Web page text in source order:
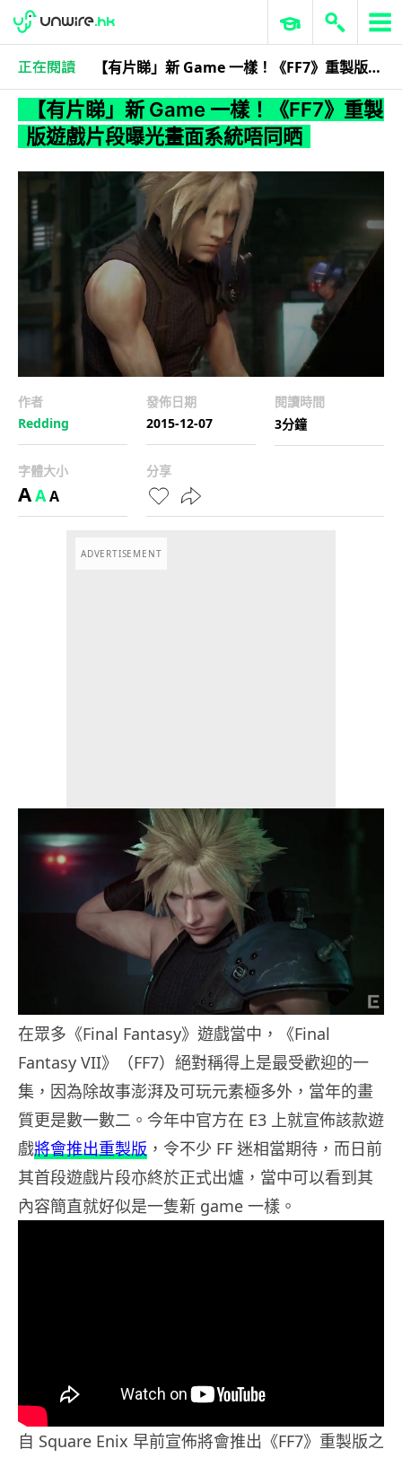
【有片睇」新 Game 一樣！《FF7》重製版遊戲片段曝光畫面系統唔同晒
科技娛樂 遊戲情報
【有片睇」新 Game 一樣！《FF7》重製
版遊戲片段曝光畫面系統唔同晒
作者
Redding
發佈日期
2015-12-07
閱讀時間
3分鐘
字體大小
AAA
分享
ADVERTISEMENT
在眾多《Final Fantasy》遊戲當中，《Final
Fantasy VII》（FF7）絕對稱得上是最受歡迎的一
集，因為除故事澎湃及可玩元素極多外，當年的畫
質更是數一數二。今年中官方在 E3 上就宣佈該款遊
戲將會推出重製版 ，令不少 FF 迷相當期待，而日前
其首段遊戲片段亦終於正式出爐，當中可以看到其
內容簡直就好似是一隻新 game 一樣。
自 Square Enix 早前宣佈將會推出《FF7》重製版之